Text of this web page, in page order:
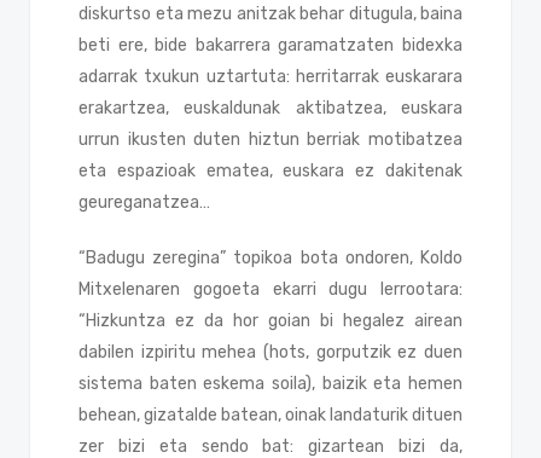
diskurtso eta mezu anitzak behar ditugula, baina
beti ere, bide bakarrera garamatzaten bidexka
adarrak txukun uztartuta: herritarrak euskarara
erakartzea, euskaldunak aktibatzea, euskara
urrun ikusten duten hiztun berriak motibatzea
eta espazioak ematea, euskara ez dakitenak
geureganatzea…
“Badugu zeregina” topikoa bota ondoren, Koldo
Mitxelenaren gogoeta ekarri dugu lerrootara:
“Hizkuntza ez da hor goian bi hegalez airean
dabilen izpiritu mehea (hots, gorputzik ez duen
sistema baten eskema soila), baizik eta hemen
behean, gizatalde batean, oinak landaturik dituen
zer bizi eta sendo bat: gizartean bizi da,